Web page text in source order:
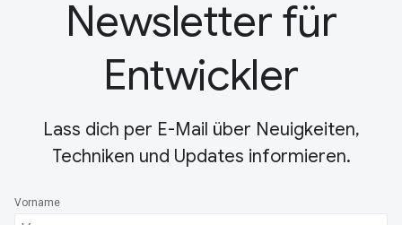
Newsletter für
Entwickler
Lass dich per E-Mail über Neuigkeiten,
Techniken und Updates informieren.